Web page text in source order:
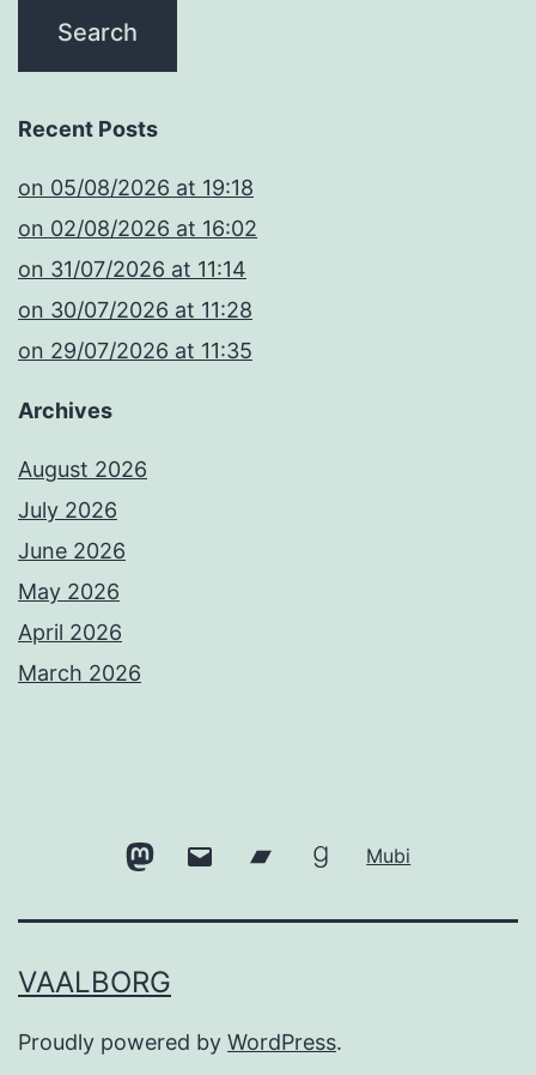
Recent Posts
​on 05/08/2026 at 19:18
​on 02/08/2026 at 16:02
​on 31/07/2026 at 11:14
​on 30/07/2026 at 11:28
​on 29/07/2026 at 11:35
Archives
August 2026
July 2026
June 2026
May 2026
April 2026
March 2026
MastodonEmail BandcampGoodreads
Mubi
VAALBORG
Proudly powered by WordPress.